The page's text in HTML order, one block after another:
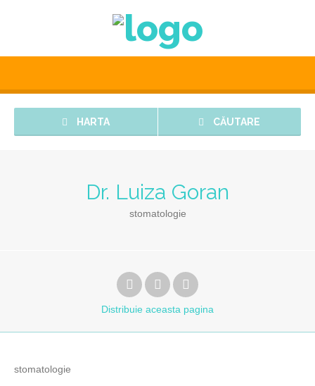
HARTA CĂUTARE
Dr. Luiza Goran
stomatologie
Distribuie aceasta pagina
stomatologie